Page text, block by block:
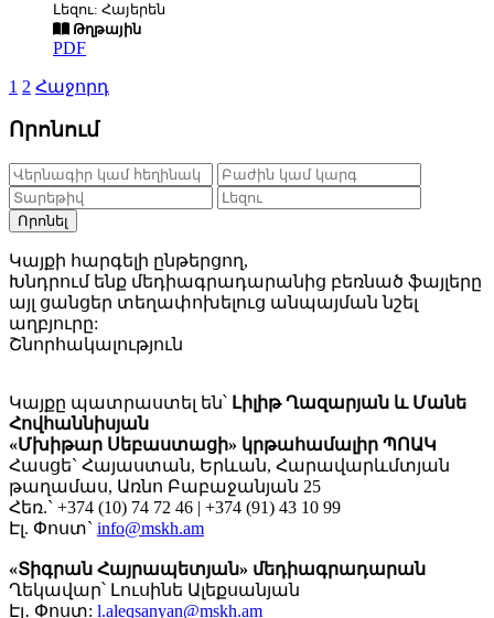
Լեզու: Հայերեն
Թղթային
PDF
1 2 Հաջորդ
Որոնում
Որոնել
Կայքի հարգելի ընթերցող,
Խնդրում ենք մեդիագրադարանից բեռնած ֆայլերը
այլ ցանցեր տեղափոխելուց անպայման նշել
աղբյուրը:
Շնորհակալություն
Կայքը պատրաստել են՝ Լիլիթ Ղազարյան և Մանե
Հովհաննիսյան
«Մխիթար Սեբաստացի» կրթահամալիր ՊՈԱԿ
Հասցե` Հայաստան, Երևան, Հարավարևմտյան
թաղամաս, Առնո Բաբաջանյան 25
Հեռ.` +374 (10) 74 72 46 | +374 (91) 43 10 99
Էլ. Փոստ` info@mskh.am
«Տիգրան Հայրապետյան» մեդիագրադարան
Ղեկավար՝ Լուսինե Ալեքսանյան
Էլ․ Փոստ: l.aleqsanyan@mskh.am